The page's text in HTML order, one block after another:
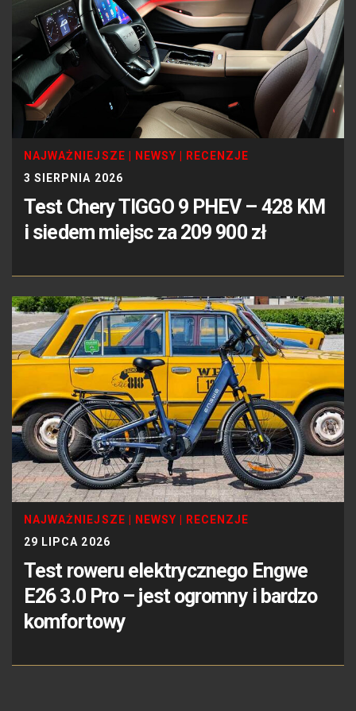
NAJWAŻNIEJSZE NEWSY
RECENZJE
3 SIERPNIA 2026
Test Chery TIGGO 9 PHEV – 428 KM
i siedem miejsc za 209 900 zł
NAJWAŻNIEJSZE NEWSY
RECENZJE
29 LIPCA 2026
Test roweru elektrycznego Engwe
E26 3.0 Pro – jest ogromny i bardzo
komfortowy